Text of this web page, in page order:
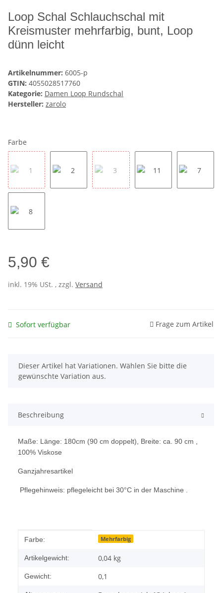
Loop Schal Schlauchschal mit
Kreismuster mehrfarbig, bunt, Loop
dünn leicht
Artikelnummer: 6005-p
GTIN: 4055028517760
Kategorie: Damen Loop Rundschal
Hersteller: zarolo
Farbe
1
5,90 €
inkl. 19% USt. , zzgl. Versand
Sofort verfügbar Frage zum Artikel
x
Dieser Artikel hat Variationen. Wählen Sie bitte die
gewünschte Variation aus.
Beschreibung
Maße: Länge: 180cm (90 cm doppelt), Breite: ca. 90 cm ,
100% Viskose
Ganzjahresartikel
Pflegehinweis: pflegeleicht bei 30°C in der Maschine .
Produkteigenschaft
Wert
Farbe: Mehrfarbig
Artikelgewicht: 0,04 kg
Gewicht: 0,1